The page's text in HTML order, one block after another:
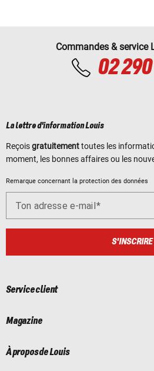
Commandes & service
02
La lettre d'information Louis
Reçoisgratuitementtoutes les
moment, les bonnes affaires ou les
Remarque concernant la protection des données
Ton adresse e-mail
S'INSCRIRE
Service client
Magazine
À propos de Louis